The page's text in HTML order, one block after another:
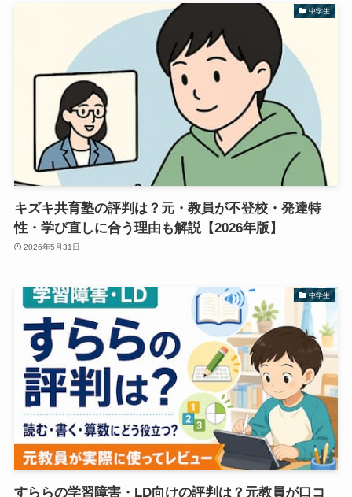
中学生
キズキ共育塾の評判は？元・教員が不登校・発達特
性・学び直しに合う理由も解説【2026年版】
2026年5月31日
中学生
すららの学習障害・LD向けの評判は？元教員が口コ